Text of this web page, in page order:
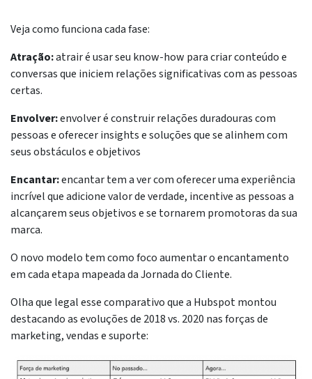
Veja como funciona cada fase:
Atração:atrair é usar seu know-how para criar conteúdo e
conversas que iniciem relações significativas com as pessoas
certas.
Envolver:envolver é construir relações duradouras com
pessoas e oferecer insights e soluções que se alinhem com
seus obstáculos e objetivos
Encantar:encantar tem a ver com oferecer uma experiência
incrível que adicione valor de verdade, incentive as pessoas a
alcançarem seus objetivos e se tornarem promotoras da sua
marca.
O novo modelo tem como foco aumentar o encantamento
em cada etapa mapeada da Jornada do Cliente.
Olha que legal esse comparativo que a Hubspot montou
destacando as evoluções de 2018 vs. 2020 nas forças de
marketing, vendas e suporte: